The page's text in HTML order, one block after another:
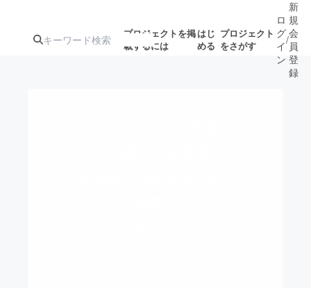
プロジェクトを掲
載するには
はじ
める
プロジェクト
をさがす
ロ
グ
イ
ン
/
新
規
会
員
登
録